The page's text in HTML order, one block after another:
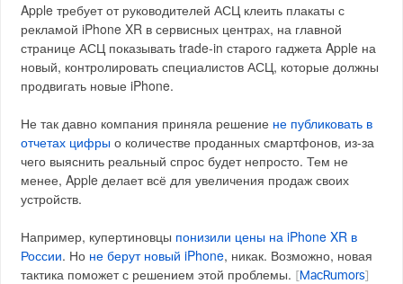
Apple требует от руководителей АСЦ клеить плакаты с
рекламой iPhone XR в сервисных центрах, на главной
странице АСЦ показывать trade-in старого гаджета Apple на
новый, контролировать специалистов АСЦ, которые должны
продвигать новые iPhone.
Не так давно компания приняла решение не публиковать в
отчетах цифры о количестве проданных смартфонов, из-за
чего выяснить реальный спрос будет непросто. Тем не
менее, Apple делает всё для увеличения продаж своих
устройств.
Например, купертиновцы понизили цены на iPhone XR в
России. Но не берут новый iPhone, никак. Возможно, новая
тактика поможет с решением этой проблемы.
MacRumors